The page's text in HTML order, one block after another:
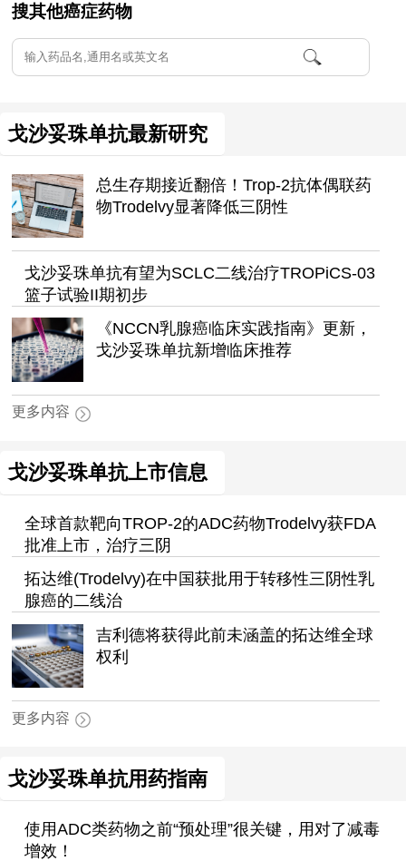
搜其他癌症药物
戈沙妥珠单抗最新研究
总生存期接近翻倍！Trop-2抗体偶联药
物Trodelvy显著降低三阴性
戈沙妥珠单抗有望为SCLC二线治疗TROPiCS-03
篮子试验II期初步
《NCCN乳腺癌临床实践指南》更新，
戈沙妥珠单抗新增临床推荐
更多内容
戈沙妥珠单抗上市信息
全球首款靶向TROP-2的ADC药物Trodelvy获FDA
批准上市，治疗三阴
拓达维(Trodelvy)在中国获批用于转移性三阴性乳
腺癌的二线治
吉利德将获得此前未涵盖的拓达维全球
权利
更多内容
戈沙妥珠单抗用药指南
使用ADC类药物之前“预处理”很关键，用对了减毒
增效！